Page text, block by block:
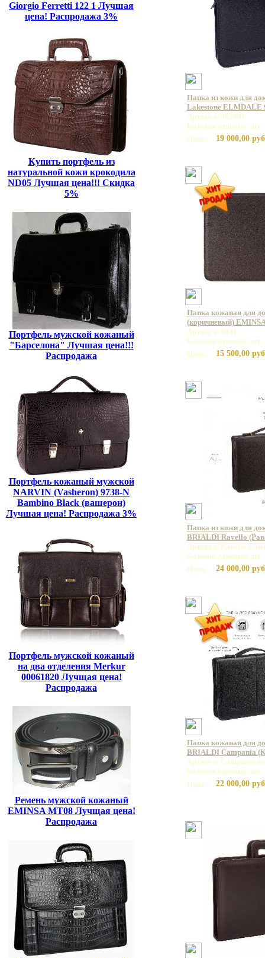
Giorgio Ferretti 122 1 Лучшая
цена! Распродажа 3%
Купить портфель из
натуральной кожи крокодила
ND05 Лучшая цена!!! Скидка
5%
Портфель мужской кожаный
"Барселона" Лучшая цена!!!
Распродажа
Портфель кожаный мужской
NARVIN (Vasheron) 9738-N
Bambino Black (вашерон)
Лучшая цена! Распродажа 3%
Портфель мужской кожаный
на два отделения Merkur
00061820 Лучщая цена!
Распродажа
Ремень мужской кожаный
EMINSA MT08 Лучщая цена!
Распродажа
Папка из кожи для
Lakestone ELMDALE
Артикул: 961001
Базовая единица: шт
Цена:
19 000,00
Папка кожаная для
(коричневый)
Артикул: 6031
Базовая единица: шт
Цена:
15 500,00
Папка из кожи для
BRIALDI Ravello
Артикул: Ravello
Базовая единица: шт
Цена:
24 000,00
Папка кожаная для
BRIALDI Campania
Артикул: Campania
Базовая единица: шт
Цена:
22 000,00